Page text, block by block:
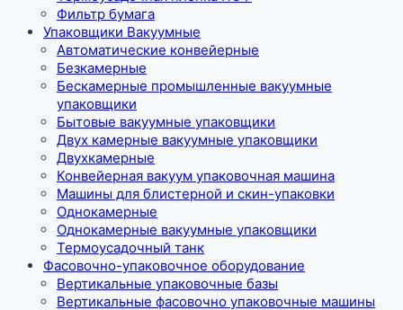
Фильтр бумага
Упаковщики Вакуумные
Автоматические конвейерные
Безкамерные
Бескамерные промышленные вакуумные
упаковщики
Бытовые вакуумные упаковщики
Двух камерные вакуумные упаковщики
Двухкамерные
Конвейерная вакуум упаковочная машина
Машины для блистерной и скин-упаковки
Однокамерные
Однокамерные вакуумные упаковщики
Термоусадочный танк
Фасовочно-упаковочное оборудование
Вертикальные упаковочные базы
Вертикальные фасовочно упаковочные машины